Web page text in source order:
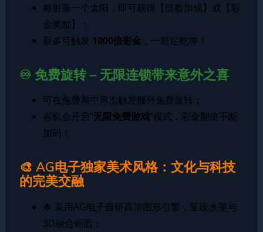
每射落一个太阳，即可获得【倍数加成】或【彩
金奖励】；
最多可触发 1000倍彩金，一箭定乾坤！
♾️ 免费旋转 – 无限连锁带来意外之喜
可在免费局中再次触发额外免费旋转；
有机会开启“无限免费游戏”模式，彩金翻倍不断
加码！
🎨 AG电子独家美术风格：文化与科技
的完美交融
🌟 采用AG电子自研高清图形引擎，呈现水墨与
3D融合画面；